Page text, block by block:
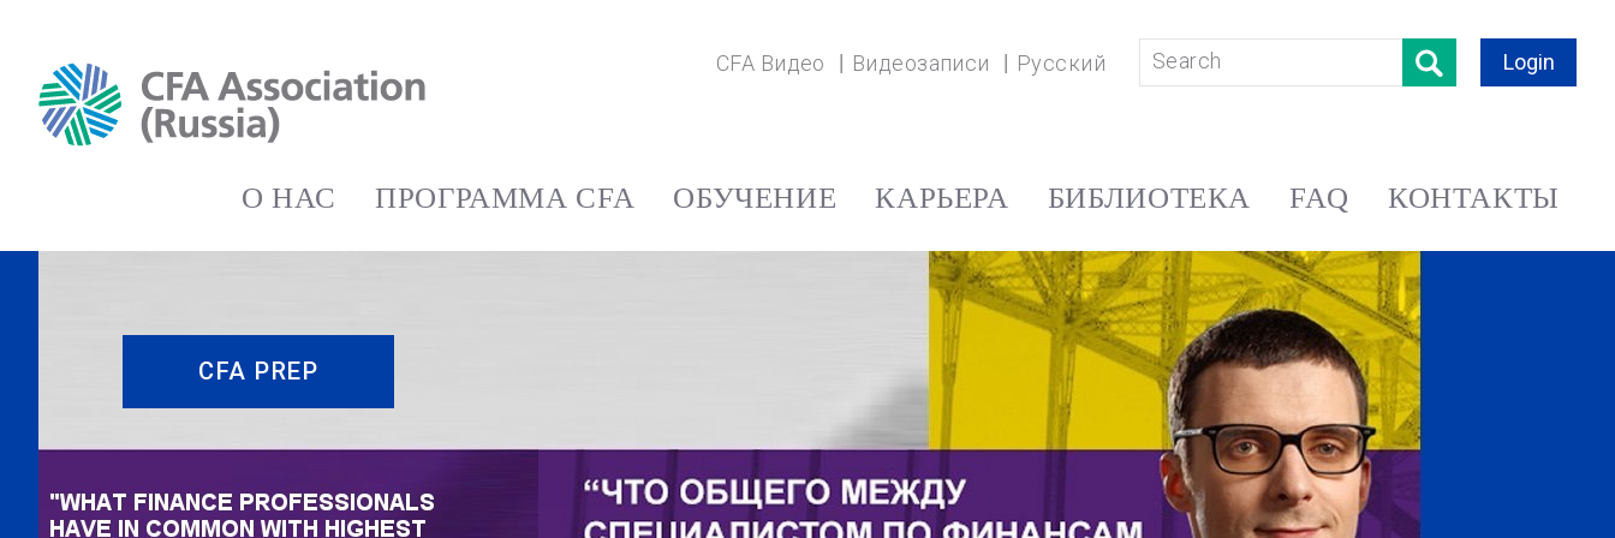
CFA Видео Видеозаписи Русский Login
О НАС ПРОГРАММА CFA ОБУЧЕНИЕ КАРЬЕРА БИБЛИОТЕКА FAQ КОНТАКТЫ
CFA PREP